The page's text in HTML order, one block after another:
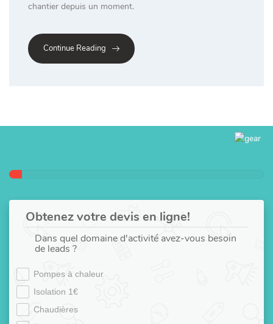
chantier depuis un moment.
Continue Reading
Obtenez votre devis en ligne!
Dans quel domaine d'activité avez-vous besoin
de leads ?
Pompes à chaleur
Isolation 1€
Chaudières